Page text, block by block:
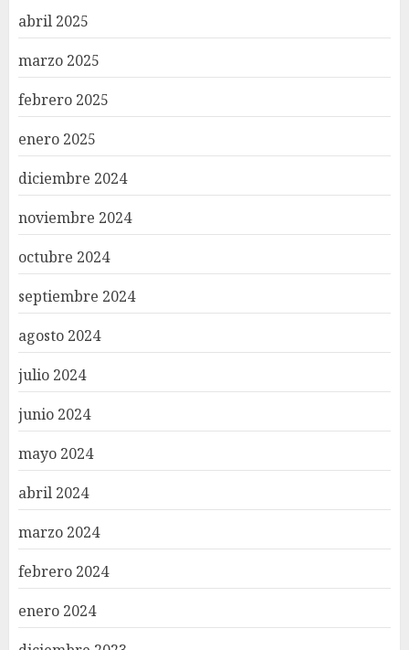
abril 2025
marzo 2025
febrero 2025
enero 2025
diciembre 2024
noviembre 2024
octubre 2024
septiembre 2024
agosto 2024
julio 2024
junio 2024
mayo 2024
abril 2024
marzo 2024
febrero 2024
enero 2024